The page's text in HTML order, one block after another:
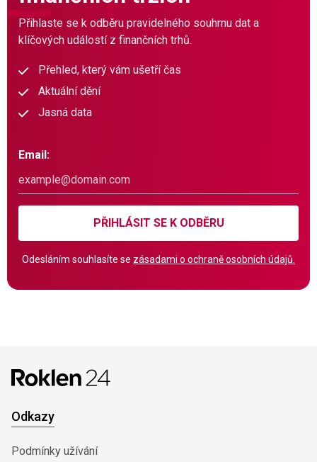
Přihlaste se k odběru pravidelného souhrnu dat a
klíčových událostí z finančních trhů.
Přehled, který vám ušetří čas
Aktuální dění
Jasná data
Email:
PŘIHLÁSIT SE K ODBĚRU
Odesláním souhlasíte se zásadami o ochraně osobních údajů.
Odkazy
Podmínky užívání